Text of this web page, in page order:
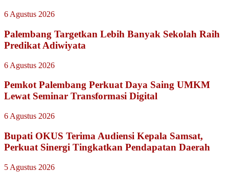
6 Agustus 2026
Palembang Targetkan Lebih Banyak Sekolah Raih
Predikat Adiwiyata
6 Agustus 2026
Pemkot Palembang Perkuat Daya Saing UMKM
Lewat Seminar Transformasi Digital
6 Agustus 2026
Bupati OKUS Terima Audiensi Kepala Samsat,
Perkuat Sinergi Tingkatkan Pendapatan Daerah
5 Agustus 2026